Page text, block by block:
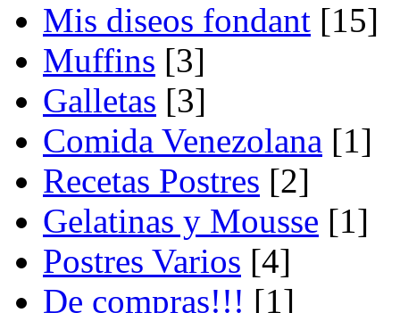
Mis diseos fondant [15]
Muffins [3]
Galletas [3]
Comida Venezolana [1]
Recetas Postres [2]
Gelatinas y Mousse [1]
Postres Varios [4]
De compras!!! [1]